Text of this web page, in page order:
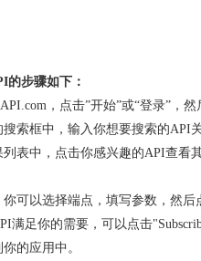
的步骤如下：
，点击”开始”或“登录”，
索框中，输入你想要搜索的API
表中，点击你感兴趣的API查看
可以选择端点，填写参数，然后
满足你的需要，可以点击
的应用中。